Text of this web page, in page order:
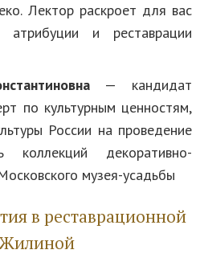
Лектор раскроет для вас
и реставрации
— кандидат
по культурным ценностям,
России на проведение
коллекций декоративно-
музея-усадьбы
в реставрационной
Жилиной